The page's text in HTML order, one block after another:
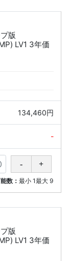
版
LV1 3年価
134,460円
-
数：最小 1最大 9
版
LV1 3年価